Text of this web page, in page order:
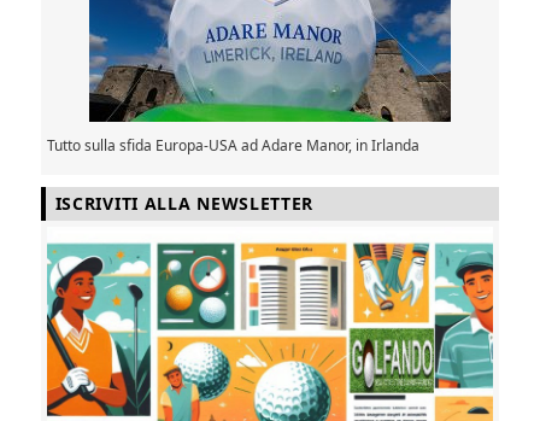
Tutto sulla sfida Europa-USA ad Adare Manor, in Irlanda
ISCRIVITI ALLA NEWSLETTER